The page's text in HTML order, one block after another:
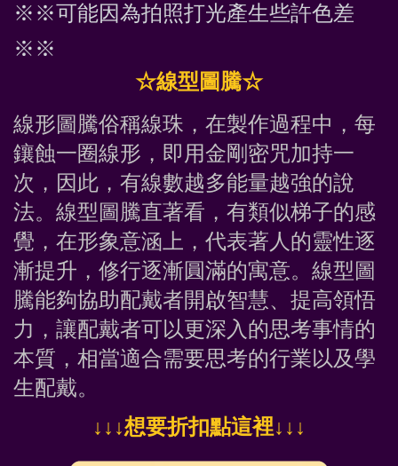
※※可能因為拍照打光產生些許色差
※※
☆線型圖騰☆
線形圖騰俗稱線珠，在製作過程中，每
鑲蝕一圈線形，即用金剛密咒加持一
次，因此，有線數越多能量越強的說
法。線型圖騰直著看，有類似梯子的感
覺，在形象意涵上，代表著人的靈性逐
漸提升，修行逐漸圓滿的寓意。線型圖
騰能夠協助配戴者開啟智慧、提高領悟
力，讓配戴者可以更深入的思考事情的
本質，相當適合需要思考的行業以及學
生配戴。
↓ ↓↓想要折扣點這裡↓↓↓